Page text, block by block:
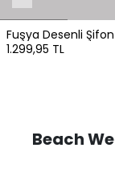
Fuşya Desenli
1.299,95 TL
Beach